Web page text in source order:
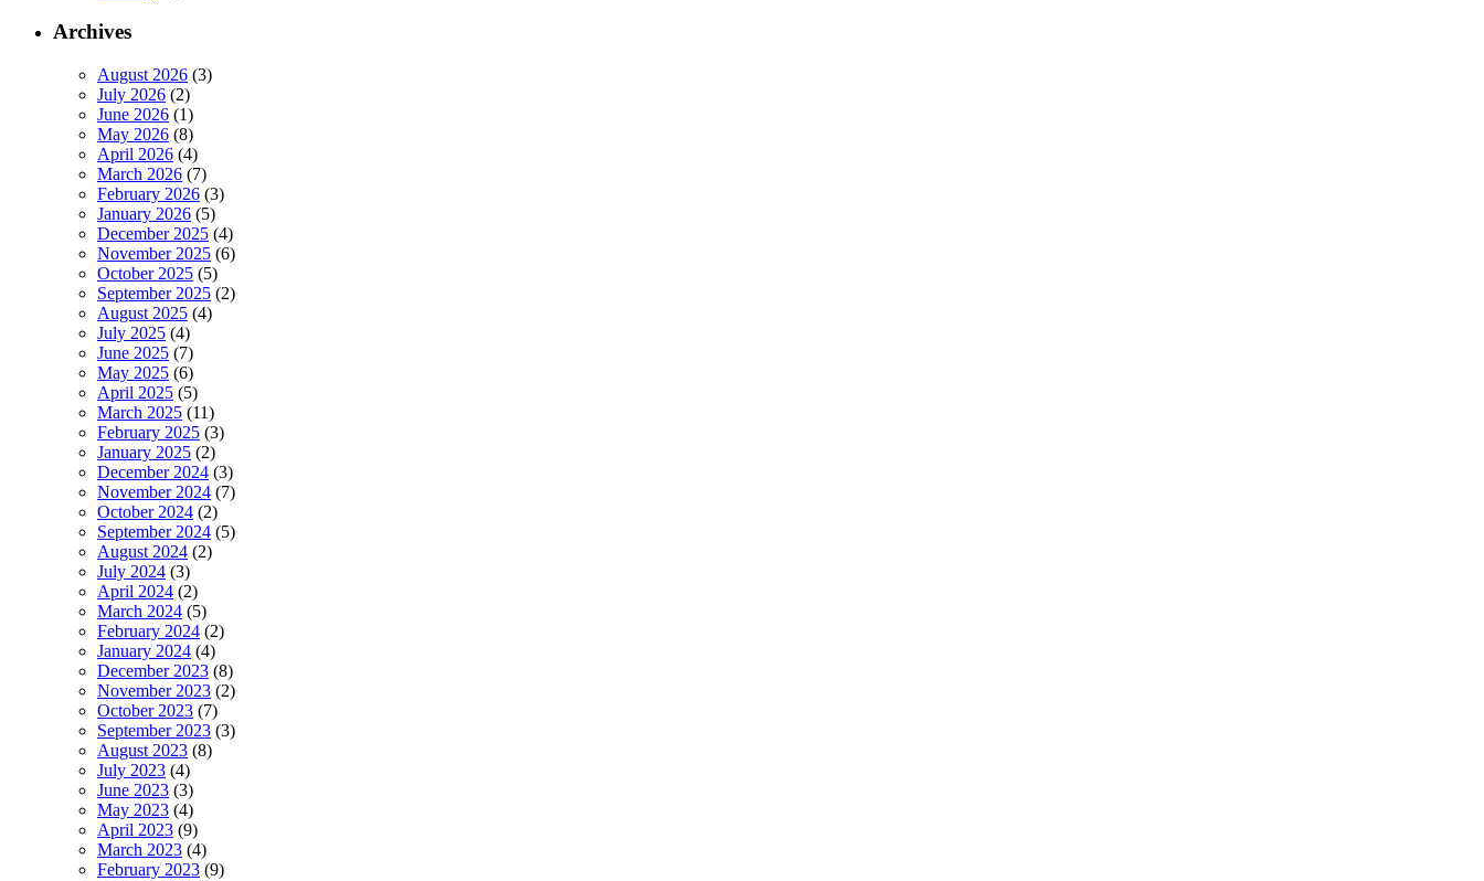
Archives
August 2026 (3)
July 2026 (2)
June 2026 (1)
May 2026 (8)
April 2026 (4)
March 2026 (7)
February 2026 (3)
January 2026 (5)
December 2025 (4)
November 2025 (6)
October 2025 (5)
September 2025 (2)
August 2025 (4)
July 2025 (4)
June 2025 (7)
May 2025 (6)
April 2025 (5)
March 2025 (11)
February 2025 (3)
January 2025 (2)
December 2024 (3)
November 2024 (7)
October 2024 (2)
September 2024 (5)
August 2024 (2)
July 2024 (3)
April 2024 (2)
March 2024 (5)
February 2024 (2)
January 2024 (4)
December 2023 (8)
November 2023 (2)
October 2023 (7)
September 2023 (3)
August 2023 (8)
July 2023 (4)
June 2023 (3)
May 2023 (4)
April 2023 (9)
March 2023 (4)
February 2023 (9)